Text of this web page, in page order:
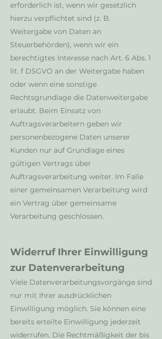
erforderlich ist, wenn wir gesetzlich
hierzu verpflichtet sind (z. B.
Weitergabe von Daten an
Steuerbehörden), wenn wir ein
berechtigtes Interesse nach Art. 6 Abs. 1
lit. f DSGVO an der Weitergabe haben
oder wenn eine sonstige
Rechtsgrundlage die Datenweitergabe
erlaubt. Beim Einsatz von
Auftragsverarbeitern geben wir
personenbezogene Daten unserer
Kunden nur auf Grundlage eines
gültigen Vertrags über
Auftragsverarbeitung weiter. Im Falle
einer gemeinsamen Verarbeitung wird
ein Vertrag über gemeinsame
Verarbeitung geschlossen.
Widerruf Ihrer Einwilligung
zur Datenverarbeitung
Viele Datenverarbeitungsvorgänge sind
nur mit Ihrer ausdrücklichen
Einwilligung möglich. Sie können eine
bereits erteilte Einwilligung jederzeit
widerrufen. Die Rechtmäßigkeit der bis